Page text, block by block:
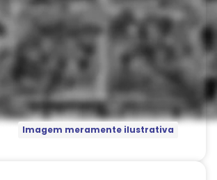
Imagem meramente ilustrativa